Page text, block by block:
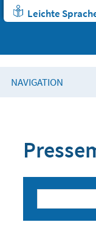
Leichte
NAVIGATION